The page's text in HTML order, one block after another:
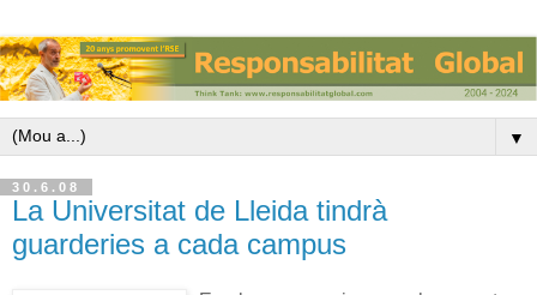
▼
30.6.08
La Universitat de Lleida tindrà
guarderies a cada campus